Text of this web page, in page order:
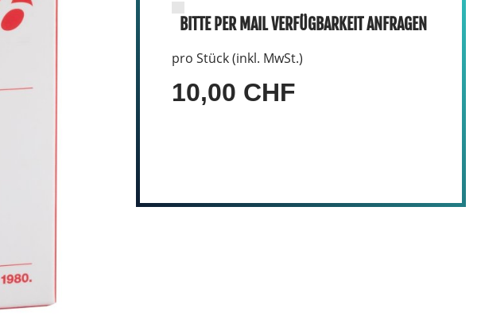
BITTE PER MAIL VERFÜGBARKEIT ANFRAGEN
pro Stück (inkl. MwSt.)
10,00 CHF